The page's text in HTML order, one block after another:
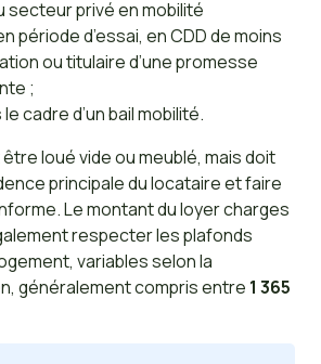
secteur privé en mobilité
période d’essai, en CDD de moins
ou titulaire d’une promesse
;
cadre d’un bail mobilité.
loué vide ou meublé, mais doit
principale du locataire et faire
Le montant du loyer charges
respecter les plafonds
variables selon la
généralement compris entre 1 365